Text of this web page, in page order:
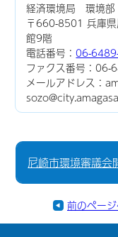
経済環境局 環境
〒660-8501 兵庫
館9階
電話番号：06-
ファクス番号：06-
メールアドレス：
尼崎市環境審議会
前のペー